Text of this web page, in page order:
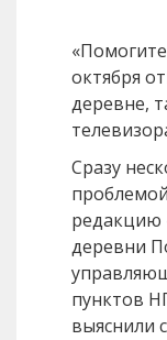
октября
деревне,
Сразу
редакцию
деревни
пунктов
выяснили